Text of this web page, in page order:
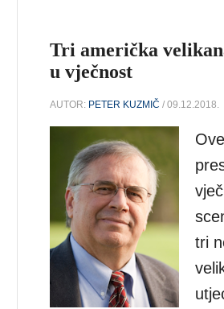
Tri američka
u vječnost
AUTOR: PETER KUZMIČ / 09.12.2018.
tri